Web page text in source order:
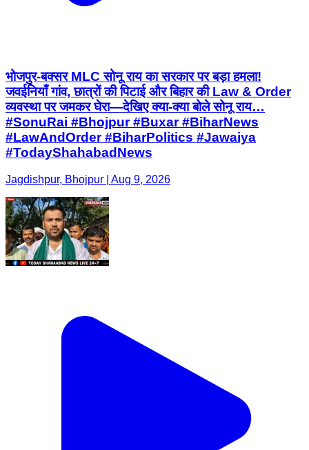
भोजपुर-बक्सर MLC सोनू राय का सरकार पर बड़ा हमला!
जवईनियाँ गांव, छात्रों की पिटाई और बिहार की Law & Order
व्यवस्था पर जमकर घेरा—देखिए क्या-क्या बोले सोनू राय…
#SonuRai #Bhojpur #Buxar #BiharNews
#LawAndOrder #BiharPolitics #Jawaiya
#TodayShahabadNews
Jagdishpur, Bhojpur | Aug 9, 2026